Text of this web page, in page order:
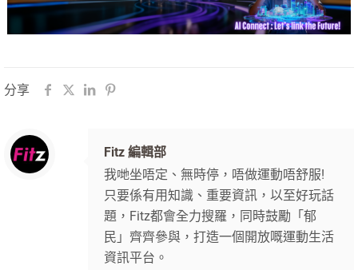
分享
Fitz 編輯部
我哋坐唔定、無時停，唔做運動唔舒服!
只要係有用知識、重要資訊，以至好玩話
題，Fitz都會全力搜羅，同時鼓勵「郁
民」齊齊參與，打造一個開放嘅運動生活
資訊平台。